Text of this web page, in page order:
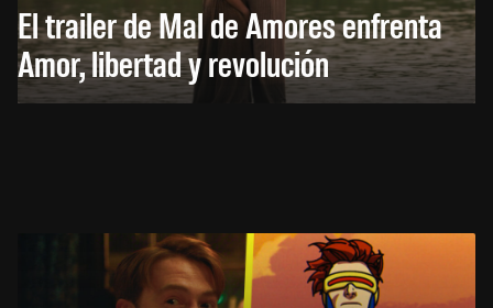
El trailer de Mal de Amores enfrenta
Amor, libertad y revolución